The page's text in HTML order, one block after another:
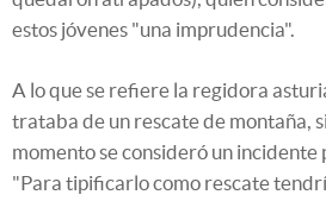
estos jóvenes "una imprudencia".
A lo que se refiere la regidora
trataba de un rescate de montaña,
momento se consideró un
"Para tipificarlo como rescate